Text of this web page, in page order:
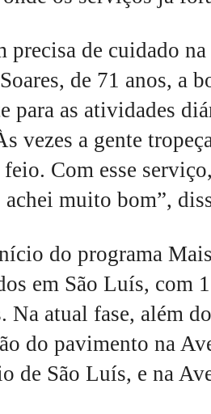
precisa de cuidado
de 71 anos, a
para as atividades
vezes a gente
Com esse
achei muito bom”,
do programa
em São Luís, com
Na atual fase, além
do pavimento na
de São Luís, e na